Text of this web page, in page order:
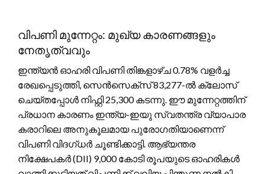
വിപണി മുന്നേറ്റം: മുഖ്യ കാരണങ്ങളും
നേതൃത്വവും
ഇന്ത്യൻ ഓഹരി വിപണി തിങ്കളാഴ്ച 0.78% വളർച്ച
രേഖപ്പെടുത്തി, സെൻസെക്‌സ് 83,277-ൽ ക്ലോസ്
ചെയ്തപ്പോൾ നിഫ്റ്റി 25,300 കടന്നു. ഈ മുന്നേറ്റത്തിന്
പ്രധാന കാരണം ഇന്ത്യ-ഇയു സ്വതന്ത്ര വ്യാപാര
കരാറിലെ അനുകൂലമായ പുരോഗതിയാണെന്ന്
വിപണി വിദഗ്ധർ ചൂണ്ടിക്കാട്ടി. ആഭ്യന്തര
നിക്ഷേപകർ (DII) 9,000 കോടി രൂപയുടെ ഓഹരികൾ